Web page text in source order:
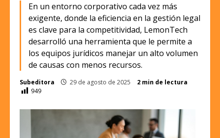
En un entorno corporativo cada vez más
exigente, donde la eficiencia en la gestión legal
es clave para la competitividad, LemonTech
desarrolló una herramienta que le permite a
los equipos jurídicos manejar un alto volumen
de causas con menos recursos.
Subeditora 29 de agosto de 2025
2 min de lectura
949